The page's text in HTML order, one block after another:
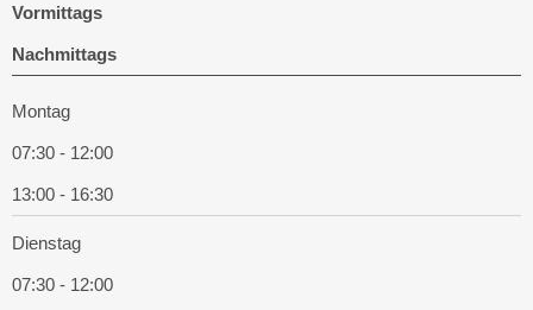
Vormittags
Nachmittags
Montag
07:30 - 12:00
13:00 - 16:30
Dienstag
07:30 - 12:00